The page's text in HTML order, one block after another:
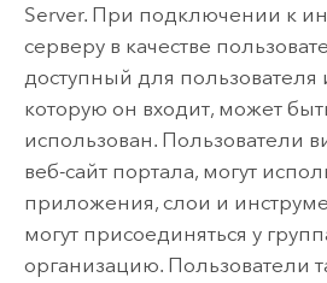
Server. При подключении к
серверу в качестве
доступный для пользователя
которую он входит, может
использован. Пользователи
веб-сайт портала, могут
приложения, слои и
могут присоединяться у
организацию. Пользователи